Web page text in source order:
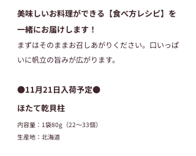
美味しいお料理ができる【食べ方レシピ】を
一緒にお届けします！
まずはそのままお召しあがりください。口いっぱ
いに帆立の旨みが広がります。
●11月21日入荷予定●
ほたて乾貝柱
内容量：1袋80g（22〜33個）
生産地：北海道